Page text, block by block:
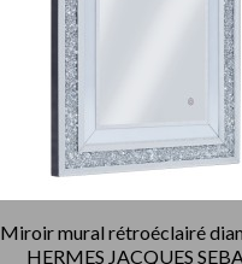
Miroir mural rétroéclairé
HERMES JACQUES